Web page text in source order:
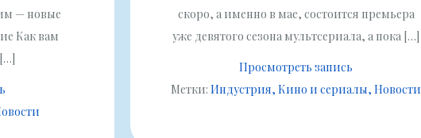
— новые
Как вам
скоро, а именно в мае, состоится премьера
уже девятого сезона мультсериала, а пока […]
Просмотреть запись
Метки:Индустрия Кино и сериалы Новости